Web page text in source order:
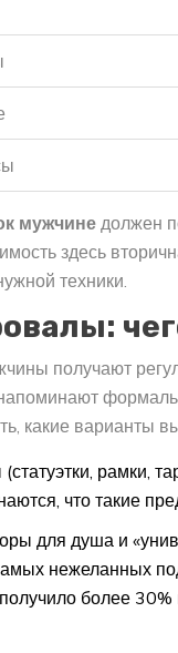
мужчине должен
здесь
техники.
получают
какие варианты
рамки,
что такие
для душа и
нежеланных
более